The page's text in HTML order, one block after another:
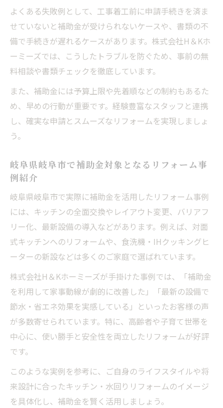
よくある失敗例として、工事着工前に申請手続きを済ま
せていないと補助金が受けられないケースや、書類の不
備で手続きが遅れるケースがあります。株式会社H＆Kホ
ーミーズでは、こうしたトラブルを防ぐため、事前の無
料相談や書類チェックを徹底しています。
また、補助金には予算上限や先着順などの制約もあるた
め、早めの行動が重要です。経験豊富なスタッフと連携
し、確実な申請とスムーズなリフォームを実現しましょ
う。
岐阜県岐阜市で補助金対象となるリフォーム事
例紹介
岐阜県岐阜市で実際に補助金を活用したリフォーム事例
には、キッチンの全面交換やレイアウト変更、バリアフ
リー化、最新設備の導入などがあります。例えば、対面
式キッチンへのリフォームや、食洗機・IHクッキングヒ
ーターの新設などは多くのご家庭で選ばれています。
株式会社H＆Kホーミーズが手掛けた事例では、「補助金
を利用して家事動線が劇的に改善した」「最新の設備で
節水・省エネ効果を実感している」といったお客様の声
が多数寄せられています。特に、高齢者や子育て世帯を
中心に、使い勝手と安全性を両立したリフォームが好評
です。
このような実例を参考に、ご自身のライフスタイルや将
来設計に合ったキッチン・水回りリフォームのイメージ
を具体化し、補助金を賢く活用しましょう。